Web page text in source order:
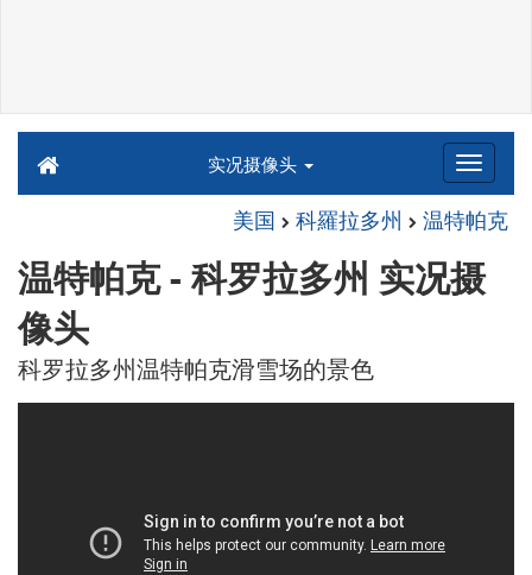
实况摄像头
美国 科羅拉多州 温特帕克
温特帕克 - 科罗拉多州 实况摄
像头
科罗拉多州温特帕克滑雪场的景色